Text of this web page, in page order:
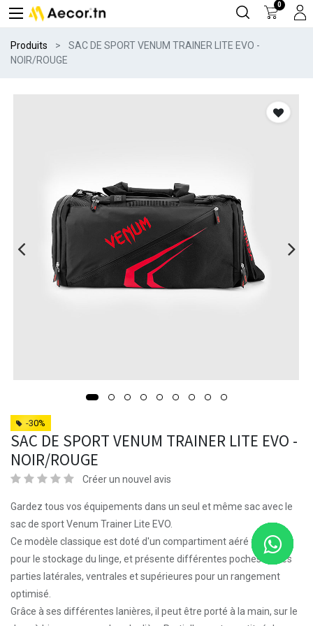
0
Produits
SAC DE SPORT VENUM TRAINER LITE EVO -
NOIR/ROUGE
-30%
SAC DE SPORT VENUM TRAINER LITE EVO -
NOIR/ROUGE
Créer un nouvel avis
Gardez tous vos équipements dans un seul et même sac avec le
sac de sport Venum Trainer Lite EVO.
Ce modèle classique est doté d'un compartiment aéré et séparé
pour le stockage du linge, et présente différentes poches sur les
parties latérales, ventrales et supérieures pour un rangement
optimisé.
Grâce à ses différentes lanières, il peut être porté à la main, sur le